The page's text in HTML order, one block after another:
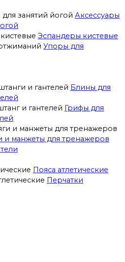
Аксессуары
Эспандеры кистевые
Упоры для
Блины для
Грифы для
и манжеты для тренажеров
Пояса атлетические
Перчатки